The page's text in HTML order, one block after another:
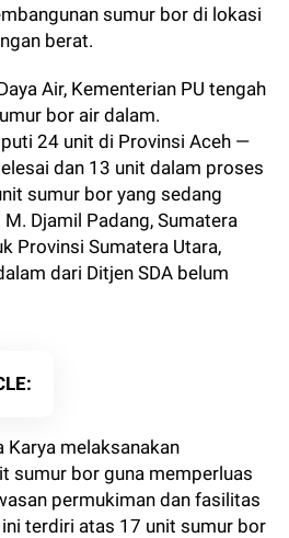
sumur bor di lokasi
berat.
Air, Kementerian PU tengah
bor air dalam.
24 unit di Provinsi Aceh —
dan 13 unit dalam proses
sumur bor yang sedang
M. Djamil Padang, Sumatera
Provinsi Sumatera Utara,
dari Ditjen SDA belum
Karya melaksanakan
sumur bor guna memperluas
permukiman dan fasilitas
terdiri atas 17 unit sumur bor